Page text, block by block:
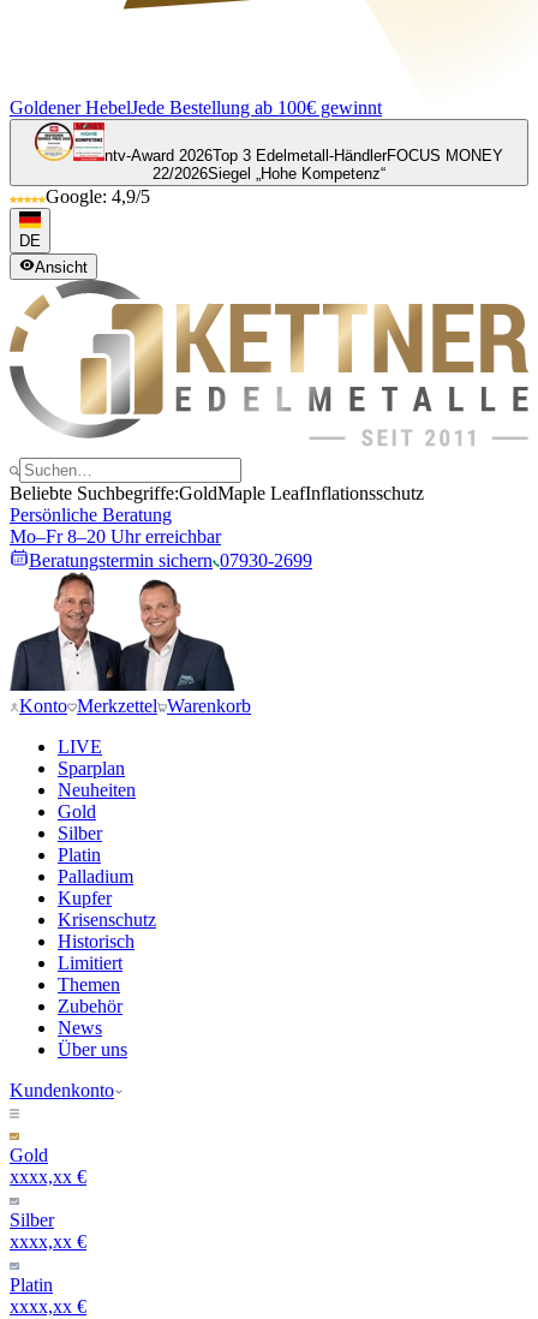
Goldener HebelJede Bestellung ab 100€ gewinnt
ntv-Award 2026Top 3 Edelmetall-HändlerFOCUS MONEY
22/2026Siegel „Hohe Kompetenz“
Google: 4,9/5
DE
Ansicht
Beliebte Suchbegriffe:GoldMaple LeafInflationsschutz
Persönliche Beratung
Mo–Fr 8–20 Uhr erreichbar
Beratungstermin sichern 07930-2699
Konto Merkzettel Warenkorb
LIVE
Sparplan
Neuheiten
Gold
Silber
Platin
Palladium
Kupfer
Krisenschutz
Historisch
Limitiert
Themen
Zubehör
News
Über uns
Kundenkonto
Gold
xxxx,xx €
Silber
xxxx,xx €
Platin
xxxx,xx €